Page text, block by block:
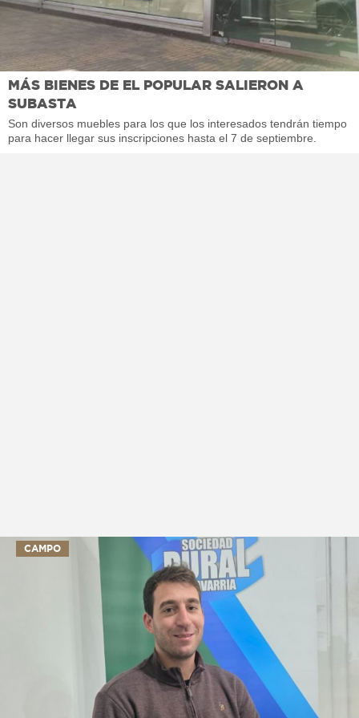
MÁS BIENES DE EL POPULAR SALIERON A
SUBASTA
Son diversos muebles para los que los interesados tendrán tiempo
para hacer llegar sus inscripciones hasta el 7 de septiembre.
CAMPO